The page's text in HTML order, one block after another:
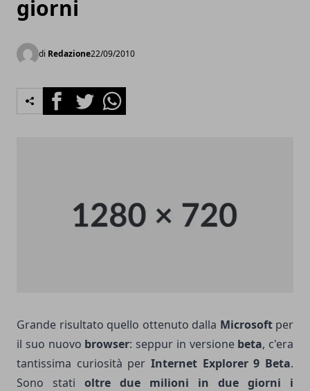
giorni
di Redazione22/09/2010
FacebookTwitterWhatsapp
Grande risultato quello ottenuto dalla Microsoft per
il suo nuovo browser: seppur in versione beta, c'era
tantissima curiosità per Internet Explorer 9 Beta.
Sono stati oltre due milioni in due giorni
i